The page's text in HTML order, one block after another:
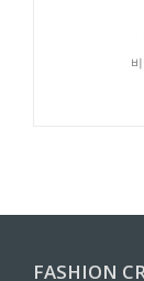
FASHION